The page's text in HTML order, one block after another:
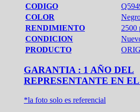
CODIGO
COLOR
RENDIMIENTO
2500
CONDICION
PRODUCTO
GARANTIA : 1 AÑO DEL
REPRESENTANTE EN
*la foto solo es referencial